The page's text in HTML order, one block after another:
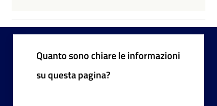
Quanto sono chiare le informazioni
su questa pagina?